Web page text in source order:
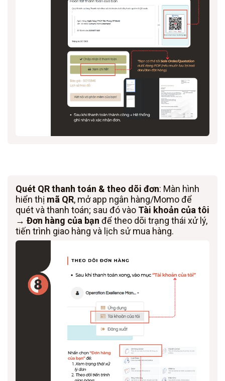
Quét QR thanh toán & theo dõi đơn: Màn hình
hiển thị mã QR, mở app ngân hàng/Momo để
quét và thanh toán; sau đó vào Tài khoản của tôi
→ Đơn hàng của bạn để theo dõi trạng thái xử lý,
tiến trình giao hàng và lịch sử mua hàng.